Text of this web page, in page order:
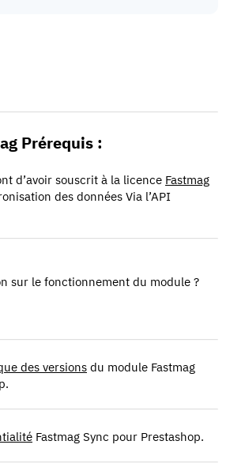
Prérequis :
d’avoir souscrit à la licence Fastmag
des données Via l’API
sur le fonctionnement du module ?
des versionsdu module Fastmag
Fastmag Sync pour Prestashop.